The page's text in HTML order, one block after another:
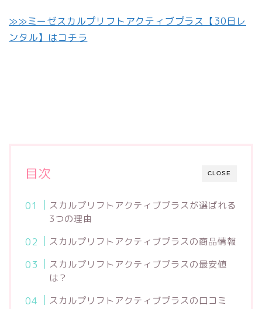
≫≫ミーゼスカルプリフトアクティブプラス【30日レ
ンタル】はコチラ
CLOSE
目次
スカルプリフトアクティブプラスが選ばれる
3つの理由
スカルプリフトアクティブプラスの商品情報
スカルプリフトアクティブプラスの最安値
は？
スカルプリフトアクティブプラスの口コミ